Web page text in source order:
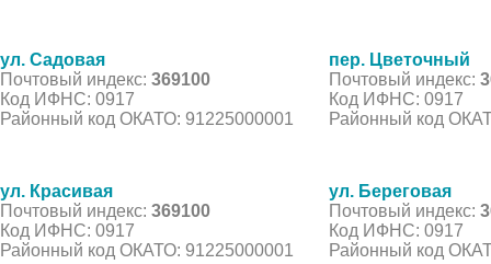
ул. Садовая
Почтовый индекс: 369100
Код ИФНС: 0917
Районный код ОКАТО: 91225000001
пер. Цветочный
Почтовый индекс:
Код ИФНС: 0917
Районный код
ул. Красивая
Почтовый индекс: 369100
Код ИФНС: 0917
Районный код ОКАТО: 91225000001
ул. Береговая
Почтовый индекс:
Код ИФНС: 0917
Районный код